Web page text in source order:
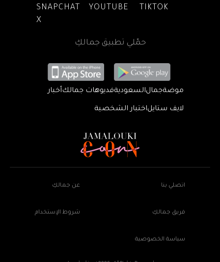
SNAPCHAT
YOUTUBE
TIKTOK
X
حمّلي تطبيق جمالكِ
موضةجمالالسعوديةفديوهات جمالكأخبار
لايف ستايلاختبار الشخصية
اتصلي بنا عن جمالكِ
فريق جمالكِ شروط الإستخدام
سياسة الخصوصية